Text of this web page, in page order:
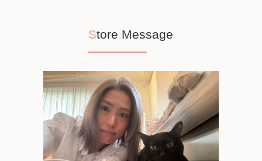
Store Message